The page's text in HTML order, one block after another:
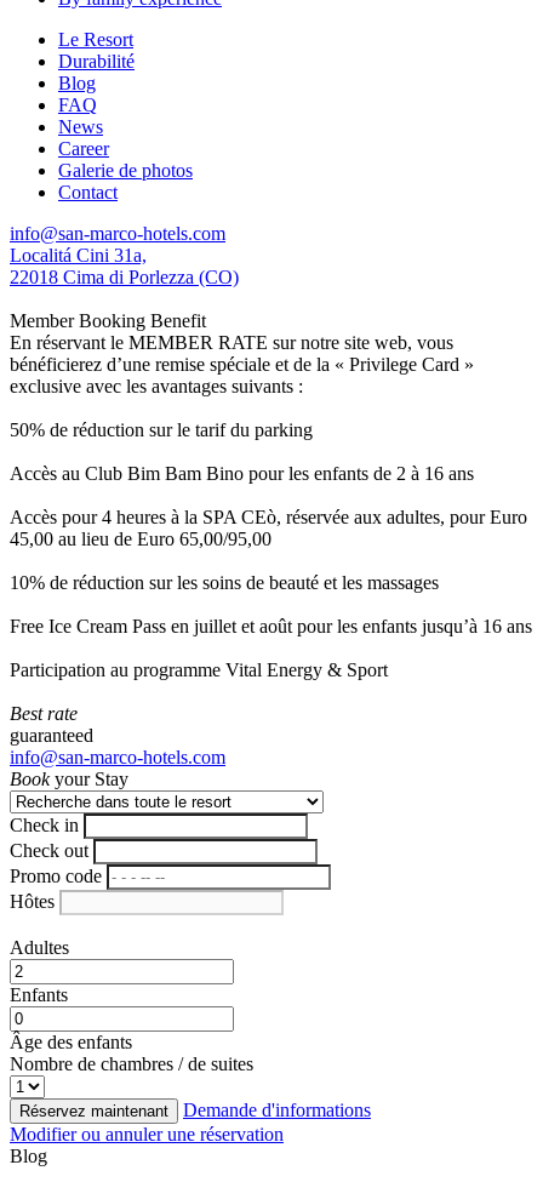
Le Resort
Durabilité
Blog
FAQ
News
Career
Galerie de photos
Contact
info@san-marco-hotels.com
Localitá Cini 31a,
22018 Cima di Porlezza (CO)
Member Booking Benefit
En réservant le MEMBER RATE sur notre site web, vous
bénéficierez d’une remise spéciale et de la « Privilege Card »
exclusive avec les avantages suivants :
50% de réduction sur le tarif du parking
Accès au Club Bim Bam Bino pour les enfants de 2 à 16 ans
Accès pour 4 heures à la SPA CEò, réservée aux adultes, pour Euro
45,00 au lieu de Euro 65,00/95,00
10% de réduction sur les soins de beauté et les massages
Free Ice Cream Pass en juillet et août pour les enfants jusqu’à 16 ans
Participation au programme Vital Energy & Sport
Best rate
guaranteed
info@san-marco-hotels.com
Bookyour Stay
Check in
Check out
Promo code
Hôtes
Adultes
Enfants
Âge des enfants
Nombre de chambres / de suites
Réservez maintenant
Demande d'informations
Modifier ou annuler une réservation
Blog